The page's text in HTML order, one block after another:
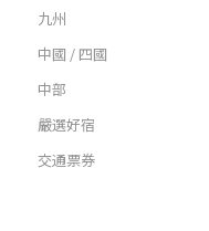
九州
中國 / 四國
中部
嚴選好宿
交通票券